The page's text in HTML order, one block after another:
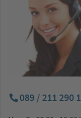
089 / 211 290